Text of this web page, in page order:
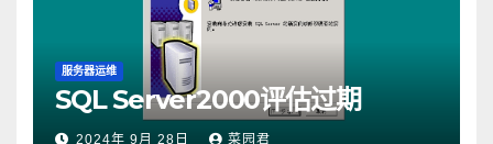
服务器运维
SQL Server2000评估过期
2024年 9月 28日 菜园君